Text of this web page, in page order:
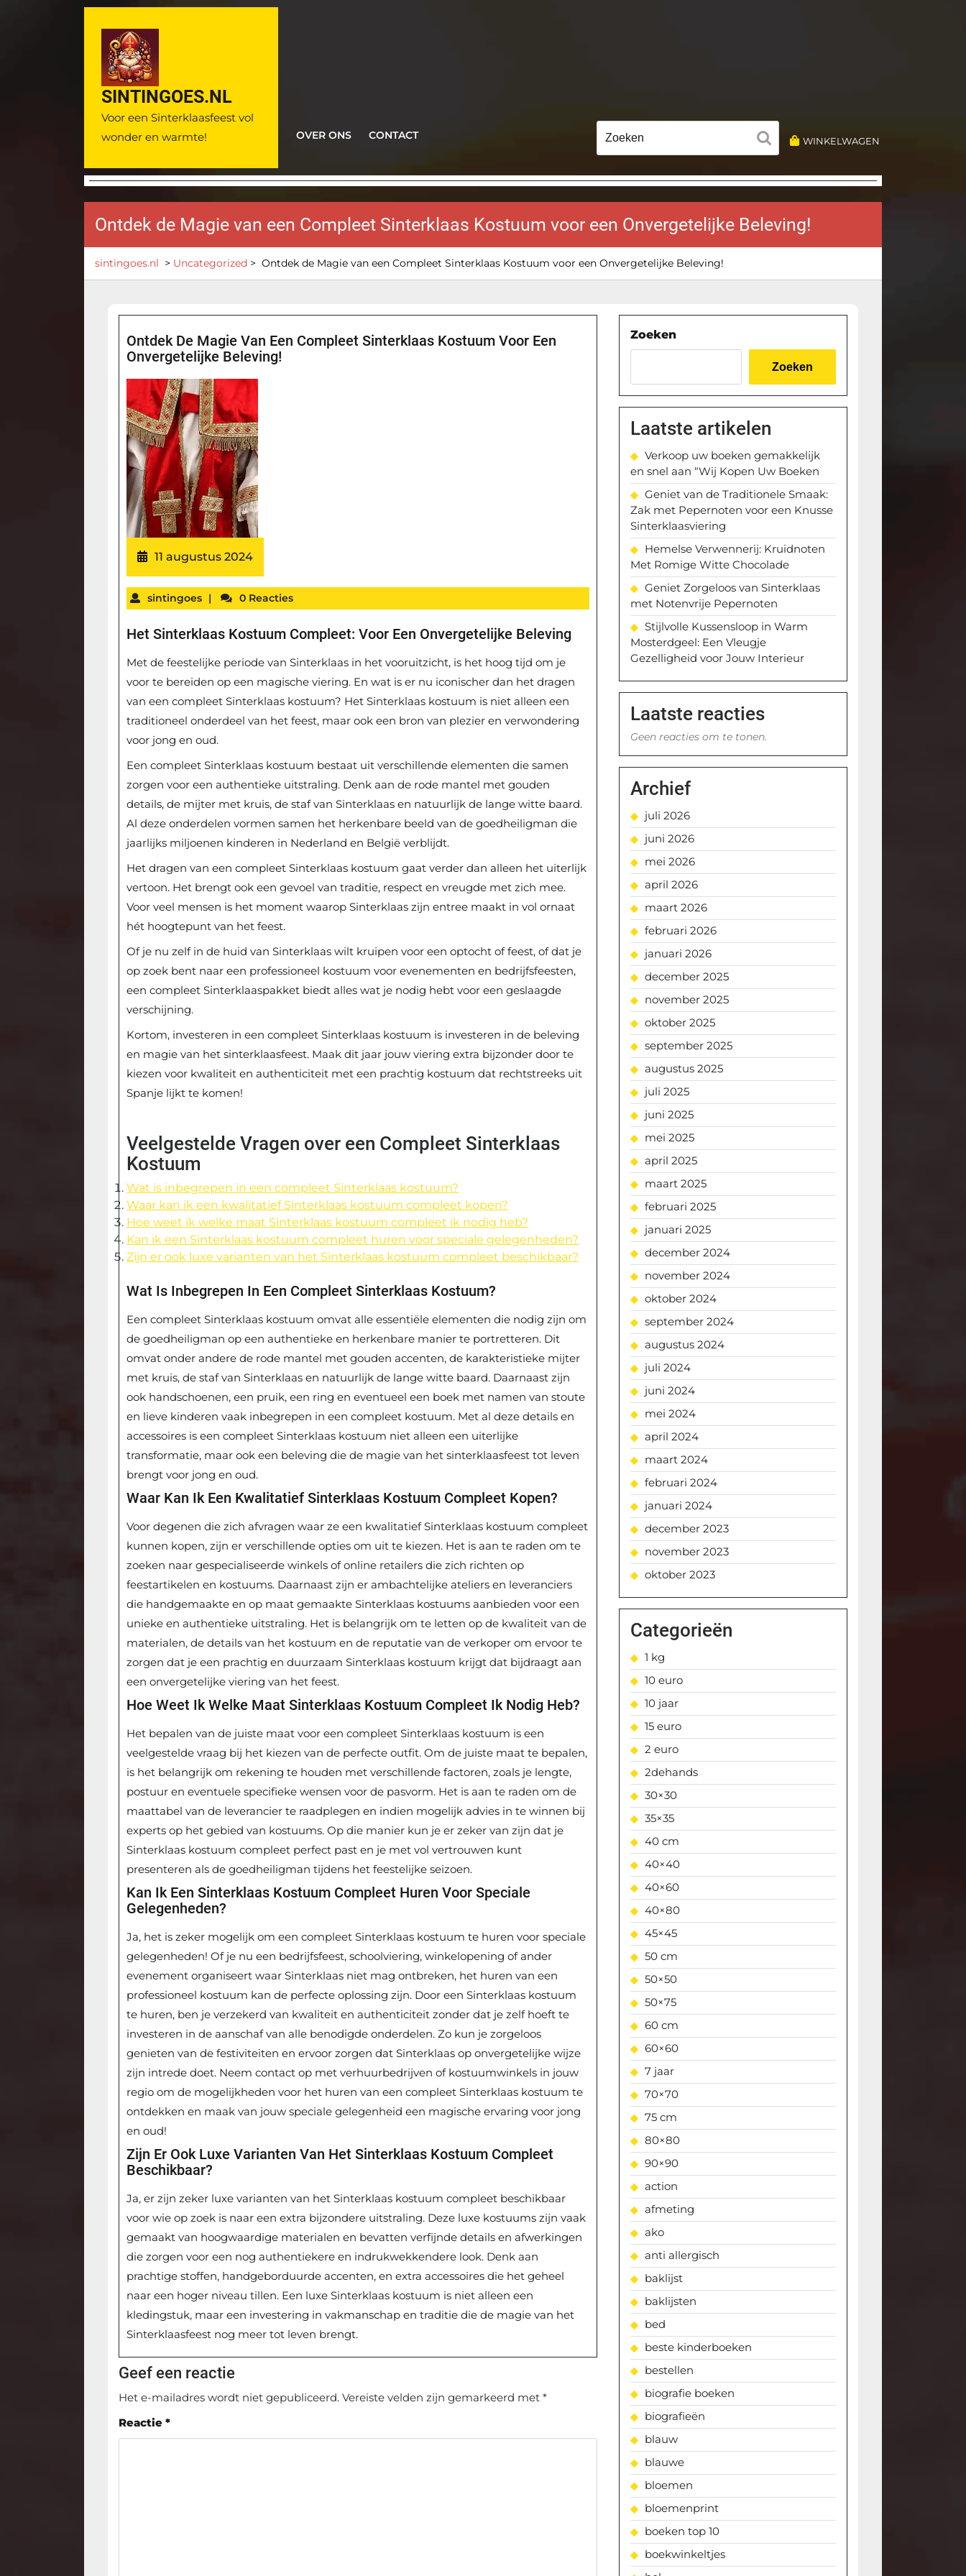
SINTINGOES.NL
Voor een Sinterklaasfeest vol
wonder en warmte!
OVER ONS CONTACT
naar:
WINKELWAGEN
Ontdek de Magie van een Compleet Sinterklaas Kostuum voor een Onvergetelijke Beleving!
sintingoes.nl > Uncategorized > Ontdek de Magie van een Compleet Sinterklaas Kostuum voor een Onvergetelijke Beleving!
Ontdek De Magie Van Een Compleet Sinterklaas Kostuum Voor Een
Onvergetelijke Beleving!
11 augustus 2024
sintingoes | 0 Reacties
Het Sinterklaas Kostuum Compleet: Voor Een Onvergetelijke Beleving
Met de feestelijke periode van Sinterklaas in het vooruitzicht, is het hoog tijd om je
voor te bereiden op een magische viering. En wat is er nu iconischer dan het dragen
van een compleet Sinterklaas kostuum? Het Sinterklaas kostuum is niet alleen een
traditioneel onderdeel van het feest, maar ook een bron van plezier en verwondering
voor jong en oud.
Een compleet Sinterklaas kostuum bestaat uit verschillende elementen die samen
zorgen voor een authentieke uitstraling. Denk aan de rode mantel met gouden
details, de mijter met kruis, de staf van Sinterklaas en natuurlijk de lange witte baard.
Al deze onderdelen vormen samen het herkenbare beeld van de goedheiligman die
jaarlijks miljoenen kinderen in Nederland en België verblijdt.
Het dragen van een compleet Sinterklaas kostuum gaat verder dan alleen het uiterlijk
vertoon. Het brengt ook een gevoel van traditie, respect en vreugde met zich mee.
Voor veel mensen is het moment waarop Sinterklaas zijn entree maakt in vol ornaat
hét hoogtepunt van het feest.
Of je nu zelf in de huid van Sinterklaas wilt kruipen voor een optocht of feest, of dat je
op zoek bent naar een professioneel kostuum voor evenementen en bedrijfsfeesten,
een compleet Sinterklaaspakket biedt alles wat je nodig hebt voor een geslaagde
verschijning.
Kortom, investeren in een compleet Sinterklaas kostuum is investeren in de beleving
en magie van het sinterklaasfeest. Maak dit jaar jouw viering extra bijzonder door te
kiezen voor kwaliteit en authenticiteit met een prachtig kostuum dat rechtstreeks uit
Spanje lijkt te komen!
Veelgestelde Vragen over een Compleet Sinterklaas
Kostuum
Wat is inbegrepen in een compleet Sinterklaas kostuum?
Waar kan ik een kwalitatief Sinterklaas kostuum compleet kopen?
Hoe weet ik welke maat Sinterklaas kostuum compleet ik nodig heb?
Kan ik een Sinterklaas kostuum compleet huren voor speciale gelegenheden?
Zijn er ook luxe varianten van het Sinterklaas kostuum compleet beschikbaar?
Wat Is Inbegrepen In Een Compleet Sinterklaas Kostuum?
Een compleet Sinterklaas kostuum omvat alle essentiële elementen die nodig zijn om
de goedheiligman op een authentieke en herkenbare manier te portretteren. Dit
omvat onder andere de rode mantel met gouden accenten, de karakteristieke mijter
met kruis, de staf van Sinterklaas en natuurlijk de lange witte baard. Daarnaast zijn
ook handschoenen, een pruik, een ring en eventueel een boek met namen van stoute
en lieve kinderen vaak inbegrepen in een compleet kostuum. Met al deze details en
accessoires is een compleet Sinterklaas kostuum niet alleen een uiterlijke
transformatie, maar ook een beleving die de magie van het sinterklaasfeest tot leven
brengt voor jong en oud.
Waar Kan Ik Een Kwalitatief Sinterklaas Kostuum Compleet Kopen?
Voor degenen die zich afvragen waar ze een kwalitatief Sinterklaas kostuum compleet
kunnen kopen, zijn er verschillende opties om uit te kiezen. Het is aan te raden om te
zoeken naar gespecialiseerde winkels of online retailers die zich richten op
feestartikelen en kostuums. Daarnaast zijn er ambachtelijke ateliers en leveranciers
die handgemaakte en op maat gemaakte Sinterklaas kostuums aanbieden voor een
unieke en authentieke uitstraling. Het is belangrijk om te letten op de kwaliteit van de
materialen, de details van het kostuum en de reputatie van de verkoper om ervoor te
zorgen dat je een prachtig en duurzaam Sinterklaas kostuum krijgt dat bijdraagt aan
een onvergetelijke viering van het feest.
Hoe Weet Ik Welke Maat Sinterklaas Kostuum Compleet Ik Nodig Heb?
Het bepalen van de juiste maat voor een compleet Sinterklaas kostuum is een
veelgestelde vraag bij het kiezen van de perfecte outfit. Om de juiste maat te bepalen,
is het belangrijk om rekening te houden met verschillende factoren, zoals je lengte,
postuur en eventuele specifieke wensen voor de pasvorm. Het is aan te raden om de
maattabel van de leverancier te raadplegen en indien mogelijk advies in te winnen bij
experts op het gebied van kostuums. Op die manier kun je er zeker van zijn dat je
Sinterklaas kostuum compleet perfect past en je met vol vertrouwen kunt
presenteren als de goedheiligman tijdens het feestelijke seizoen.
Kan Ik Een Sinterklaas Kostuum Compleet Huren Voor Speciale
Gelegenheden?
Ja, het is zeker mogelijk om een compleet Sinterklaas kostuum te huren voor speciale
gelegenheden! Of je nu een bedrijfsfeest, schoolviering, winkelopening of ander
evenement organiseert waar Sinterklaas niet mag ontbreken, het huren van een
professioneel kostuum kan de perfecte oplossing zijn. Door een Sinterklaas kostuum
te huren, ben je verzekerd van kwaliteit en authenticiteit zonder dat je zelf hoeft te
investeren in de aanschaf van alle benodigde onderdelen. Zo kun je zorgeloos
genieten van de festiviteiten en ervoor zorgen dat Sinterklaas op onvergetelijke wijze
zijn intrede doet. Neem contact op met verhuurbedrijven of kostuumwinkels in jouw
regio om de mogelijkheden voor het huren van een compleet Sinterklaas kostuum te
ontdekken en maak van jouw speciale gelegenheid een magische ervaring voor jong
en oud!
Zijn Er Ook Luxe Varianten Van Het Sinterklaas Kostuum Compleet
Beschikbaar?
Ja, er zijn zeker luxe varianten van het Sinterklaas kostuum compleet beschikbaar
voor wie op zoek is naar een extra bijzondere uitstraling. Deze luxe kostuums zijn vaak
gemaakt van hoogwaardige materialen en bevatten verfijnde details en afwerkingen
die zorgen voor een nog authentiekere en indrukwekkendere look. Denk aan
prachtige stoffen, handgeborduurde accenten, en extra accessoires die het geheel
naar een hoger niveau tillen. Een luxe Sinterklaas kostuum is niet alleen een
kledingstuk, maar een investering in vakmanschap en traditie die de magie van het
Sinterklaasfeest nog meer tot leven brengt.
Geef een reactie
Het e-mailadres wordt niet gepubliceerd. Vereiste velden zijn gemarkeerd met*
Reactie*
Zoeken
Zoeken
Laatste artikelen
Verkoop uw boeken gemakkelijk
en snel aan “Wij Kopen Uw Boeken
Geniet van de Traditionele Smaak:
Zak met Pepernoten voor een Knusse
Sinterklaasviering
Hemelse Verwennerij: Kruidnoten
Met Romige Witte Chocolade
Geniet Zorgeloos van Sinterklaas
met Notenvrije Pepernoten
Stijlvolle Kussensloop in Warm
Mosterdgeel: Een Vleugje
Gezelligheid voor Jouw Interieur
Laatste reacties
Geen reacties om te tonen.
Archief
juli 2026
juni 2026
mei 2026
april 2026
maart 2026
februari 2026
januari 2026
december 2025
november 2025
oktober 2025
september 2025
augustus 2025
juli 2025
juni 2025
mei 2025
april 2025
maart 2025
februari 2025
januari 2025
december 2024
november 2024
oktober 2024
september 2024
augustus 2024
juli 2024
juni 2024
mei 2024
april 2024
maart 2024
februari 2024
januari 2024
december 2023
november 2023
oktober 2023
Categorieën
1 kg
10 euro
10 jaar
15 euro
2 euro
2dehands
30×30
35×35
40 cm
40×40
40×60
40×80
45×45
50 cm
50×50
50×75
60 cm
60×60
7 jaar
70×70
75 cm
80×80
90×90
action
afmeting
ako
anti allergisch
baklijst
baklijsten
bed
beste kinderboeken
bestellen
biografie boeken
biografieën
blauw
blauwe
bloemen
bloemenprint
boeken top 10
boekwinkeltjes